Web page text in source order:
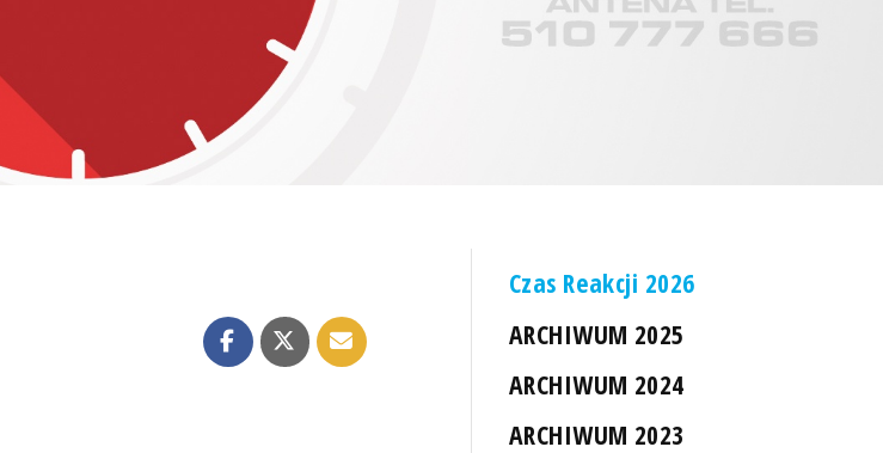
Czas Reakcji 2026
ARCHIWUM 2025
ARCHIWUM 2024
ARCHIWUM 2023